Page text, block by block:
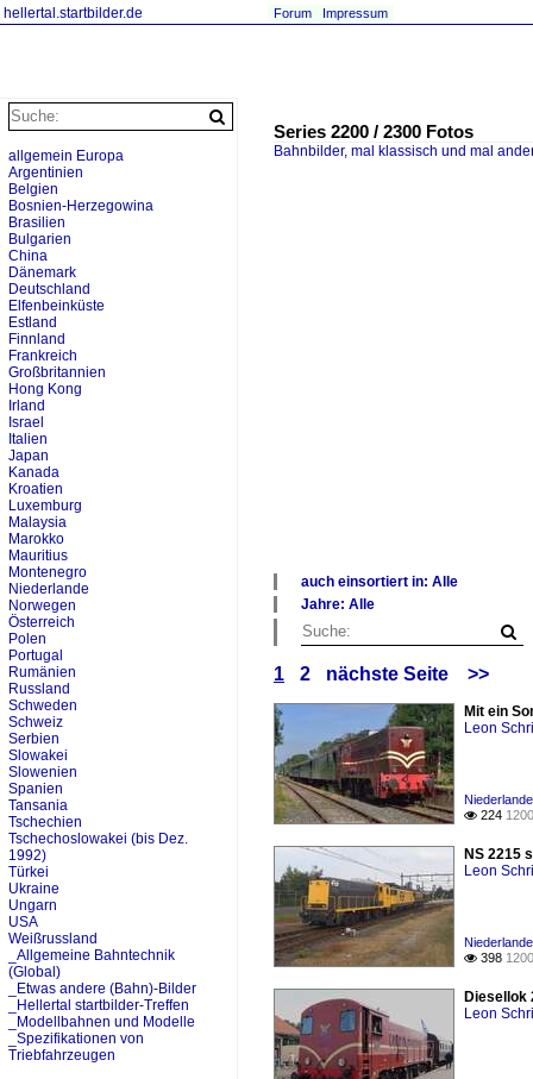
hellertal.startbilder.de Forum Impressum
Series 2200 / 2300 Fotos
Bahnbilder, mal klassisch und mal
auch einsortiert in: Alle
Niederlande
Jahre: Alle
Alle Jahre
2010
1 2 nächste Seite >>
Mit ein
Leon
 224
NS 2215
Leon
 398
Diesellok
Leon
allgemein Europa
Argentinien
Belgien
Bosnien-Herzegowina
Brasilien
Bulgarien
China
Dänemark
Deutschland
Elfenbeinküste
Estland
Finnland
Frankreich
Großbritannien
Hong Kong
Irland
Israel
Italien
Japan
Kanada
Kroatien
Luxemburg
Malaysia
Marokko
Mauritius
Montenegro
Niederlande
Norwegen
Österreich
Polen
Portugal
Rumänien
Russland
Schweden
Schweiz
Serbien
Slowakei
Slowenien
Spanien
Tansania
Tschechien
Tschechoslowakei (bis Dez.
1992)
Türkei
Ukraine
Ungarn
USA
Weißrussland
_Allgemeine Bahntechnik
(Global)
_Etwas andere (Bahn)-Bilder
_Hellertal startbilder-Treffen
_Modellbahnen und Modelle
_Spezifikationen von
Triebfahrzeugen